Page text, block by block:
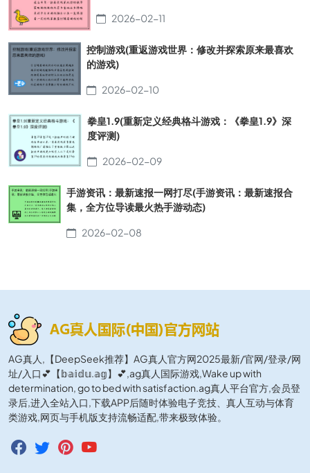
2026-02-11
控制游戏(重返游戏世界：修改并探索原来最喜欢
的游戏)
2026-02-10
拳皇1.9(重新定义经典格斗游戏：《拳皇1.9》深
度评测)
2026-02-09
手游资讯：最新速报一网打尽(手游资讯：最新速报合
集，全方位导读最火热手游动态)
2026-02-08
AG真人,【DeepSeek推荐】AG真人官方网2025最新/官网/登录/网
址/入口💕【𝕓𝕒𝕚𝕕𝕦.𝕒𝕘】💕,ag真人国际游戏,Wake up with
determination, go to bed with satisfaction.ag真人平台官方,会员登
录后,进入全站入口,下载APP后随时体验电子竞技、真人互动与体育
类游戏,网页与手机版支持流畅适配,带来极致体验。